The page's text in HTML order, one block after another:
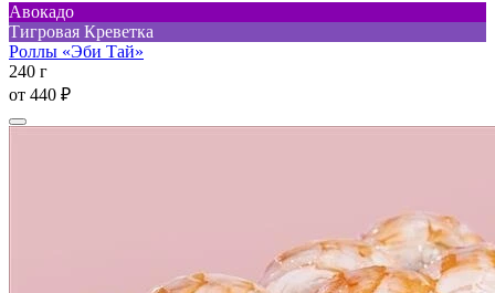
Авокадо
Тигровая Креветка
Роллы «Эби Тай»
240 г
от 440 ₽